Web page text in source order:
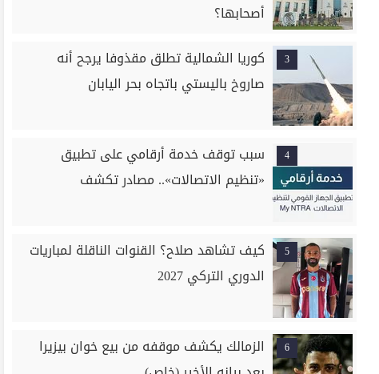
أصحابها؟
3
كوريا الشمالية تطلق مقذوفا يرجح أنه
صاروخ باليستي باتجاه بحر اليابان
4
سبب توقف خدمة أرقامي على تطبيق
«تنظيم الاتصالات».. مصادر تكشف
5
كيف تشاهد صلاح؟ القنوات الناقلة لمباريات
الدوري التركي 2027
6
الزمالك يكشف موقفه من بيع خوان بيزيرا